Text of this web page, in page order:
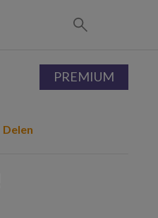
Delen
PREMIUM